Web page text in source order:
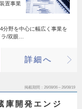
置事業
分野を中心に幅広く事業を
/双眼…
詳細へ
掲載期間 26/08/06～26/08/19
庫開発エンジ